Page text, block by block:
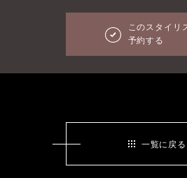
このスタイリ
予約する
一覧に戻る